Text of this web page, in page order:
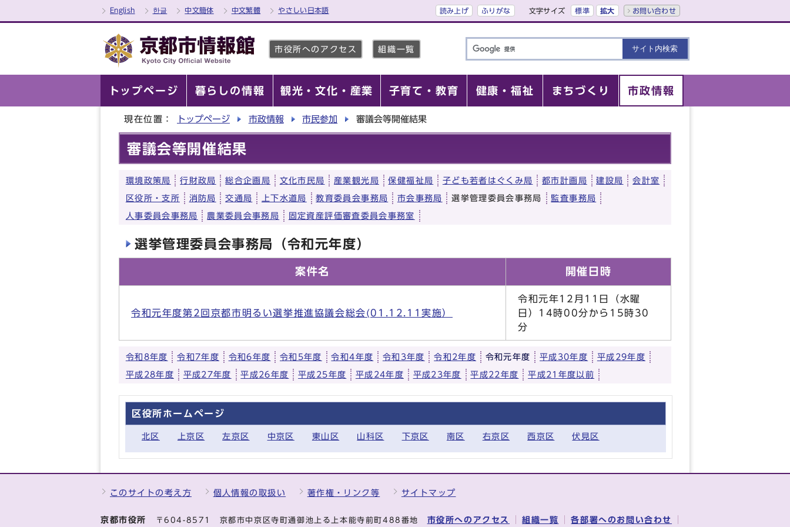
English 한글 中文簡体 中文繁體 やさしい日本語 読み上げ ふりがな 文字サイズ 標準 拡大 お問い合わせ
市役所へのアクセス 組織一覧
トップページ 暮らしの情報 観光・文化・産業 子育て・教育 健康・福祉 まちづくり 市政情報
現在位置： トップページ 市政情報 市民参加 審議会等開催結果
審議会等開催結果
環境政策局 行財政局 総合企画局 文化市民局 産業観光局 保健福祉局 子ども若者はぐくみ局 都市計画局 建設局 会計室
区役所・支所 消防局 交通局 上下水道局 教育委員会事務局 市会事務局 選挙管理委員会事務局 監査事務局
人事委員会事務局 農業委員会事務局 固定資産評価審査委員会事務室
選挙管理委員会事務局（令和元年度）
案件名 開催日時
令和元年度第2回京都市明るい選挙推進協議会総会(01.12.11実施）
令和元年12月11日（水曜
日）14時00分から15時30
分
令和8年度 令和7年度 令和6年度 令和5年度 令和4年度 令和3年度 令和2年度 令和元年度 平成30年度 平成29年度
平成28年度 平成27年度 平成26年度 平成25年度 平成24年度 平成23年度 平成22年度 平成21年度以前
区役所ホームページ
北区 上京区 左京区 中京区 東山区 山科区 下京区 南区 右京区 西京区 伏見区
このサイトの考え方 個人情報の取扱い 著作権・リンク等 サイトマップ
京都市役所 〒604-8571 京都市中京区寺町通御池上る上本能寺前町488番地 市役所へのアクセス 組織一覧 各部署へのお問い合わせ